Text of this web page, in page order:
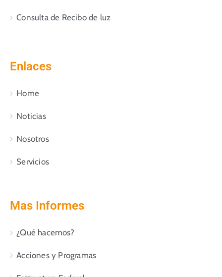
Consulta de Recibo de luz
Enlaces
Home
Noticias
Nosotros
Servicios
Mas Informes
¿Qué hacemos?
Acciones y Programas